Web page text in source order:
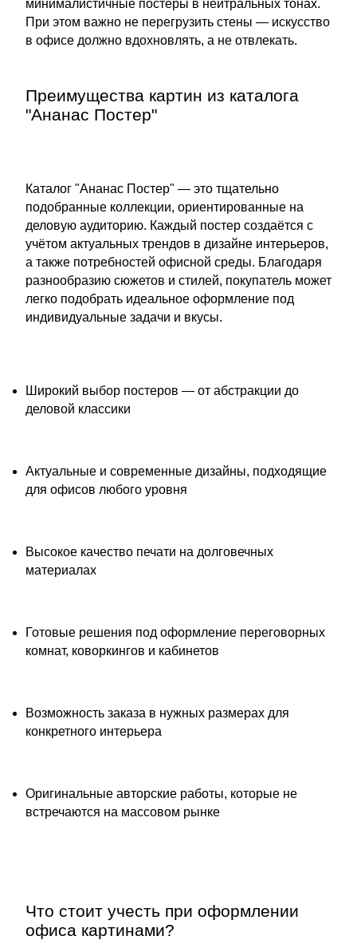
минималистичные постеры в нейтральных тонах.
При этом важно не перегрузить стены — искусство
в офисе должно вдохновлять, а не отвлекать.
Преимущества картин из каталога
"Ананас Постер"
Каталог "Ананас Постер" — это тщательно
подобранные коллекции, ориентированные на
деловую аудиторию. Каждый постер создаётся с
учётом актуальных трендов в дизайне интерьеров,
а также потребностей офисной среды. Благодаря
разнообразию сюжетов и стилей, покупатель может
легко подобрать идеальное оформление под
индивидуальные задачи и вкусы.
Широкий выбор постеров — от абстракции до
деловой классики
Актуальные и современные дизайны, подходящие
для офисов любого уровня
Высокое качество печати на долговечных
материалах
Готовые решения под оформление переговорных
комнат, коворкингов и кабинетов
Возможность заказа в нужных размерах для
конкретного интерьера
Оригинальные авторские работы, которые не
встречаются на массовом рынке
Что стоит учесть при оформлении
офиса картинами?